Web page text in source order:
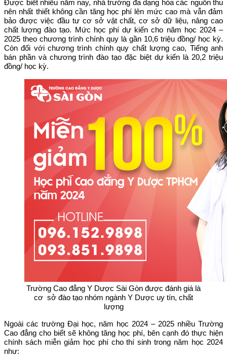
Được biết nhiều năm nay, nhà trường đa dạng hóa các nguồn thu
nên nhất thiết không cần tăng học phí lên mức cao mà vẫn đảm
bảo được việc đầu tư cơ sở vật chất, cơ sở dữ liệu, nâng cao
chất lượng đào tạo. Mức học phí dự kiến cho năm học 2024 –
2025 theo chương trình chính quy là gần 10,6 triệu đồng/ học kỳ.
Còn đối với chương trình chính quy chất lượng cao, Tiếng anh
bán phần và chương trình đào tạo đặc biệt dự kiến là 20,2 triệu
đồng/ học kỳ.
Trường Cao đẳng Y Dược Sài Gòn được đánh giá là
cơ sở đào tạo nhóm ngành Y Dược uy tín, chất
lượng
Ngoài các trường Đại học, năm học 2024 – 2025 nhiều Trường
Cao đẳng cho biết sẽ không tăng học phí, bên cạnh đó thực hiện
chính sách miễn giảm học phí cho thí sinh trong năm học 2024
như: